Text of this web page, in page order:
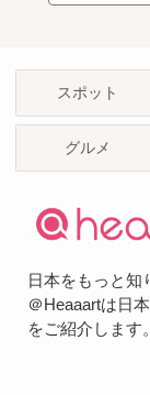
スポット
グルメ
日本をもっと知
＠Heaaartは日
をご紹介します。